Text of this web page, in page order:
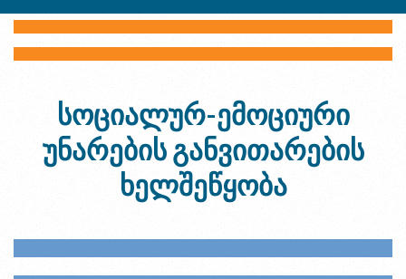
სოციალურ-ემოციური
უნარების განვითარების
ხელშეწყობა